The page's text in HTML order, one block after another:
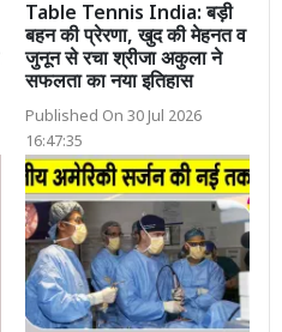
Table Tennis India: बड़ी
बहन की प्रेरणा, खुद की मेहनत व
जुनून से रचा श्रीजा अकुला ने
सफलता का नया इतिहास
Published On 30 Jul 2026
16:47:35